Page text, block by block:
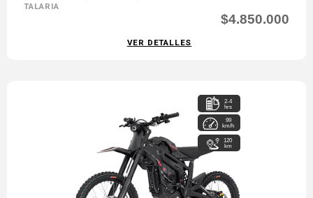
TALARIA
$4.850.000
VER DETALLES
2-4
hrs
99
km/h
120
km